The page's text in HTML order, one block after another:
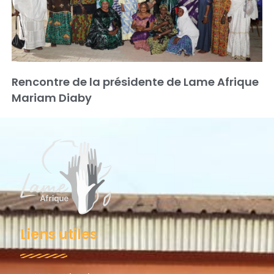
Rencontre de la présidente de Lame Afrique
Mariam Diaby
Liens utiles